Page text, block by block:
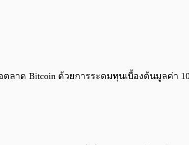
าด Bitcoin ด้วยการระดมทุนเบื้องต้นมูลค่า